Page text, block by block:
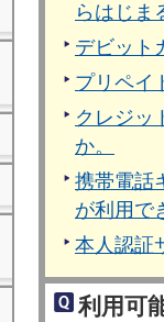
らはじま
デビット
プリペイ
クレジッ
か。
携帯電話
が利用で
本人認証
利用可